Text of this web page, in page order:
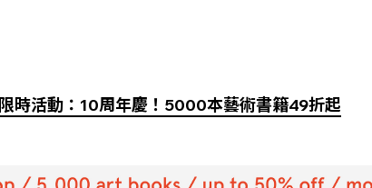
限時活動：10周年慶！5000本藝術書籍49折起